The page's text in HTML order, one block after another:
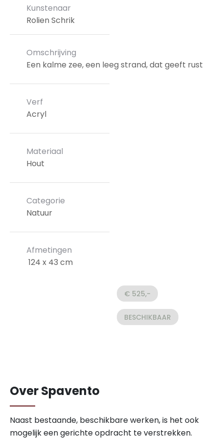
Kunstenaar
Rolien Schrik
Omschrijving
Een kalme zee, een leeg strand, dat geeft rust
Verf
Acryl
Materiaal
Hout
Categorie
Natuur
Afmetingen
124 x 43 cm
€ 525,-
BESCHIKBAAR
Over Spavento
Naast bestaande, beschikbare werken, is het ook
mogelijk een gerichte opdracht te verstrekken.